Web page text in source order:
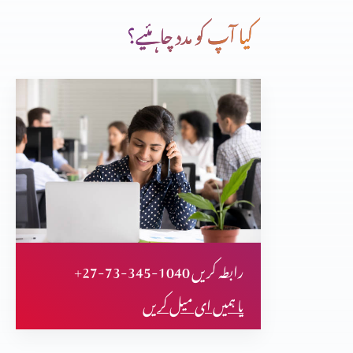
سچائی اور آزادی
ان کی آنکھیں کھل گئیں، کیا آپ کی بھی؟
قیامت اور زندگی
چھوٹا کون اور بڑا کون؟
کیا آپ کو مدد چاہئیے؟
+27-73-345-1040 رابطہ کریں
یا ہمیں ای میل کریں